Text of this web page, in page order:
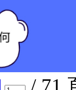
/ 71